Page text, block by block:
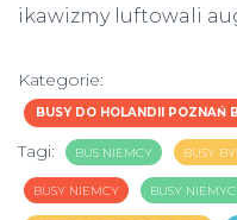
ikawizmy luftowali
Kategorie:
BUSY DO HOLANDII POZNAŃ
Tagi: BUS NIEMCY BUSY
BUSY NIEMCY BUSY